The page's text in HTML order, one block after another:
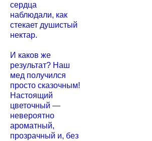
сердца
наблюдали, как
стекает душистый
нектар.
И каков же
результат? Наш
мед получился
просто сказочным!
Настоящий
цветочный —
невероятно
ароматный,
прозрачный и, без